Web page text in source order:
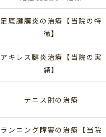
足底腱膜炎の治療【当院の特
徴】
アキレス腱炎治療【当院の実
績】
テニス肘の治療
ランニング障害の治療【当院